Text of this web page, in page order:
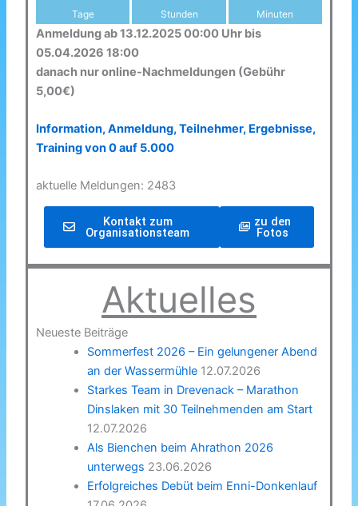
Tage Stunden Minuten
Anmeldung ab 13.12.2025 00:00 Uhr bis
05.04.2026 18:00
danach nur online-Nachmeldungen (Gebühr
5,00€)
Information, Anmeldung, Teilnehmer, Ergebnisse,
Training von 0 auf 5.000
aktuelle Meldungen: 2483
Kontakt zum
Organisationsteam
zu den
Fotos
Aktuelles
Neueste Beiträge
Sommerfest 2026 – Ein gelungener Abend
an der Wassermühle 12.07.2026
Starkes Team in Drevenack – Marathon
Dinslaken mit 30 Teilnehmenden am Start
12.07.2026
Als Bienchen beim Ahrathon 2026
unterwegs 23.06.2026
Erfolgreiches Debüt beim Enni-Donkenlauf